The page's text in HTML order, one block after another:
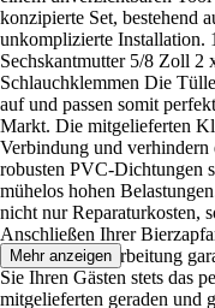
konzipierte Set, bestehend
unkomplizierte Installation.
Sechskantmutter 5/8 Zoll
Schlauchklemmen Die
auf und passen somit
Markt. Die mitgelieferten
Verbindung und
robusten PVC-Dichtungen
mühelos hohen
nicht nur Reparaturkosten,
Anschließen Ihrer
die präzise Verarbeitung
Sie Ihren Gästen stets das
mitgelieferten geraden und
Mehr anzeigen